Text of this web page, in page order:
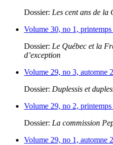
Dossier: Les cent ans de la
Volume 30, no 1,
Dossier: Le Québec et la
d’exception
Volume 29, no 3, automne
Dossier: Duplessis et
Volume 29, no 2,
Dossier: La commission
Volume 29, no 1, automne